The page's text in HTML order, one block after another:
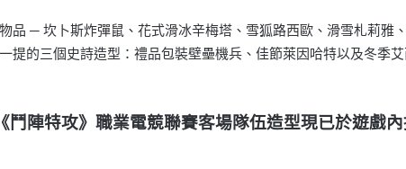
品 ─ 坎卜斯炸彈鼠、花式滑冰辛梅塔、雪狐路西歐、滑雪札莉雅
提的三個史詩造型：禮品包裝壁壘機兵、佳節萊因哈特以及冬季
《鬥陣特攻》職業電競聯賽客場隊伍造型現已於遊戲